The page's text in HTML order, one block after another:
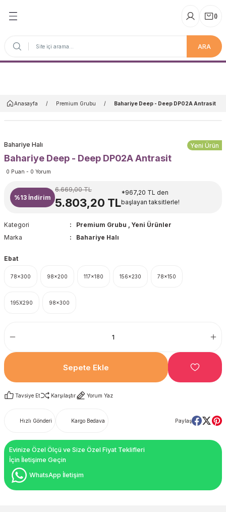
ARA
()
Anasayfa Premium Grubu Bahariye Deep - Deep DP02A Antrasit
Yeni Ürün
Bahariye Halı
Bahariye Deep - Deep DP02A Antrasit
0 Puan - 0 Yorum
%13 İndirim
6.669,00 TL
5.803,20 TL
*967,20 TL den
başlayan taksitlerle!
Kategori Premium Grubu , Yeni Ürünler
Marka
Bahariye Halı
Ebat
78x300 98x200 117x180 156x230 78x150
195X290 98x300
Sepete Ekle
Tavsiye Et Karşılaştır Yorum Yaz
Hızlı Gönderi Kargo Bedava Paylaş
Evinize Özel Ölçü ve Size Özel Fiyat Teklifleri
İçin İletişime Geçin
WhatsApp İletişim